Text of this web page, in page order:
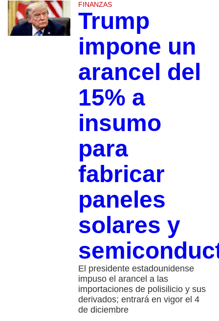
FINANZAS
Trump
impone un
arancel del
15% a
insumo
para
fabricar
paneles
solares y
El presidente estadounidense
impuso el arancel a las
importaciones de polisilicio y sus
derivados; entrará en vigor el 4
de diciembre